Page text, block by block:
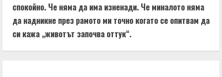
спокойно. Че няма да има изненади. Че миналото няма
да надникне през рамото ми точно когато се опитвам да
си кажа „животът започва оттук“.